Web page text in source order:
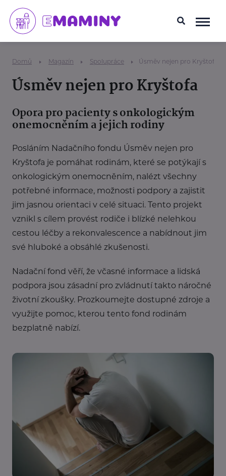
Domů Magazín Spolupráce Úsměv nejen pro Kryštofa
Úsměv nejen pro Kryštofa
Opora pro pacienty s onkologickým
onemocněním a jejich rodiny
Posláním Nadačního fondu Úsměv nejen pro
Kryštofa je pomáhat rodinám, které se potýkají s
onkologickým onemocněním, nalézt všechny
potřebné informace, možnosti podpory a zajistit
jim jasnou orientaci v celé situaci. Tento projekt
vznikl s cílem provést rodiče i blízké nelehkou
cestou léčby a rekonvalescence a nabídnout jim
své hluboké a obsáhlé zkušenosti.
Nadační fond věří, že včasné informace a lidská
podpora jsou zásadní pro zvládnutí takto náročné
životní zkoušky. Prozkoumejte dostupné zdroje a
využijte pomoc, kterou tento fond rodinám
bezplatně nabízí.